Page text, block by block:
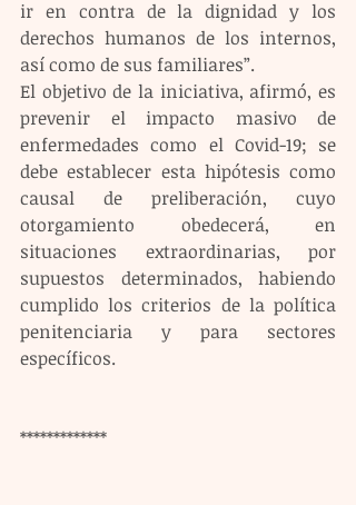
ir en contra de la dignidad y los
derechos humanos de los internos,
así como de sus familiares”.
El objetivo de la iniciativa, afirmó, es
prevenir el impacto masivo de
enfermedades como el Covid-19; se
debe establecer esta hipótesis como
causal de preliberación, cuyo
otorgamiento obedecerá, en
situaciones extraordinarias, por
supuestos determinados, habiendo
cumplido los criterios de la política
penitenciaria y para sectores
específicos.
*************